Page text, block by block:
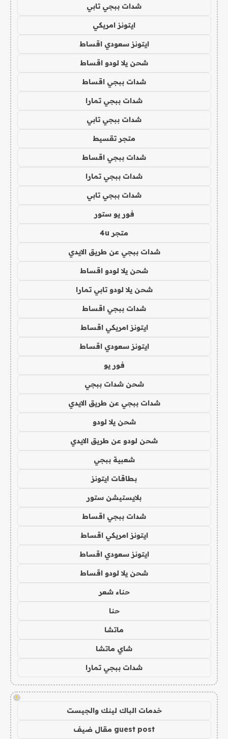
شدات ببجي تابي
ايتونز امريكي
ايتونز سعودي اقساط
شحن يلا لودو اقساط
شدات ببجي اقساط
شدات ببجي تمارا
شدات ببجي تابي
متجر تقسيط
شدات ببجي اقساط
شدات ببجي تمارا
شدات ببجي تابي
فور يو ستور
متجر 4u
شدات ببجي عن طريق الايدي
شحن يلا لودو اقساط
شحن يلا لودو تابي تمارا
شدات ببجي اقساط
ايتونز امريكي اقساط
ايتونز سعودي اقساط
فور يو
شحن شدات ببجي
شدات ببجي عن طريق الايدي
شحن يلا لودو
شحن لودو عن طريق الايدي
شعبية ببجي
بطاقات ايتونز
بلايستيشن ستور
شدات ببجي اقساط
ايتونز امريكي اقساط
ايتونز سعودي اقساط
شحن يلا لودو اقساط
حناء شعر
حنا
ماتشا
شاي ماتشا
شدات ببجي تمارا
!
خدمات الباك لينك والجيست
guest post مقال ضيف